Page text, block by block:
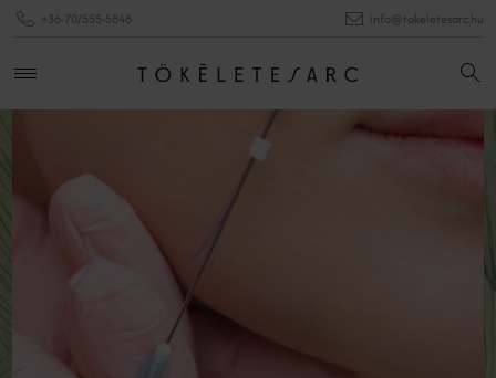
+36-70/555-5848 info@tokeletesarc.hu